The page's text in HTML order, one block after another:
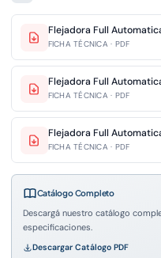
Flejadora Full
FICHA TÉCNICA · PDF
Flejadora Full
FICHA TÉCNICA · PDF
Flejadora Full
FICHA TÉCNICA · PDF
Catálogo Completo
Descargá nuestro catálogo
especificaciones.
Descargar Catálogo PDF